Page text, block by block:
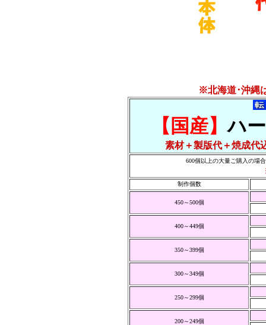
※北海道･沖縄
【国産】ハ
素材＋製版代＋焼成代
600個以上の大量ご購入の場
制作個数
450～500個
400～449個
350～399個
300～349個
250～299個
200～249個